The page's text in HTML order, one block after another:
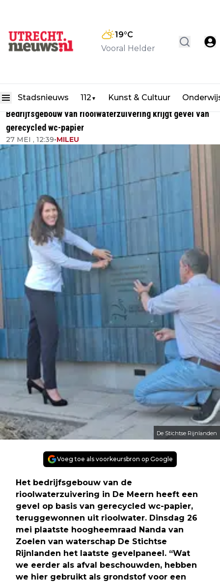
19°C
Vooral Helder
Stadsnieuws 112 ▼ Kunst & Cultuur
Bedrijfsgebouw van rioolwaterzuivering krijgt gevel van
gerecycled wc-papier
27 MEI , 12:39•MILEU
De Stichtse Rijnlanden
Voeg toe als voorkeursbron op Google
Het bedrijfsgebouw van de
rioolwaterzuivering in De Meern heeft een
gevel op basis van gerecycled wc-papier,
teruggewonnen uit rioolwater. Dinsdag 26
mei plaatste hoogheemraad Nanda van
Zoelen van waterschap De Stichtse
Rijnlanden het laatste gevelpaneel. “Wat
we eerder als afval beschouwden, hebben
we hier gebruikt als grondstof voor een